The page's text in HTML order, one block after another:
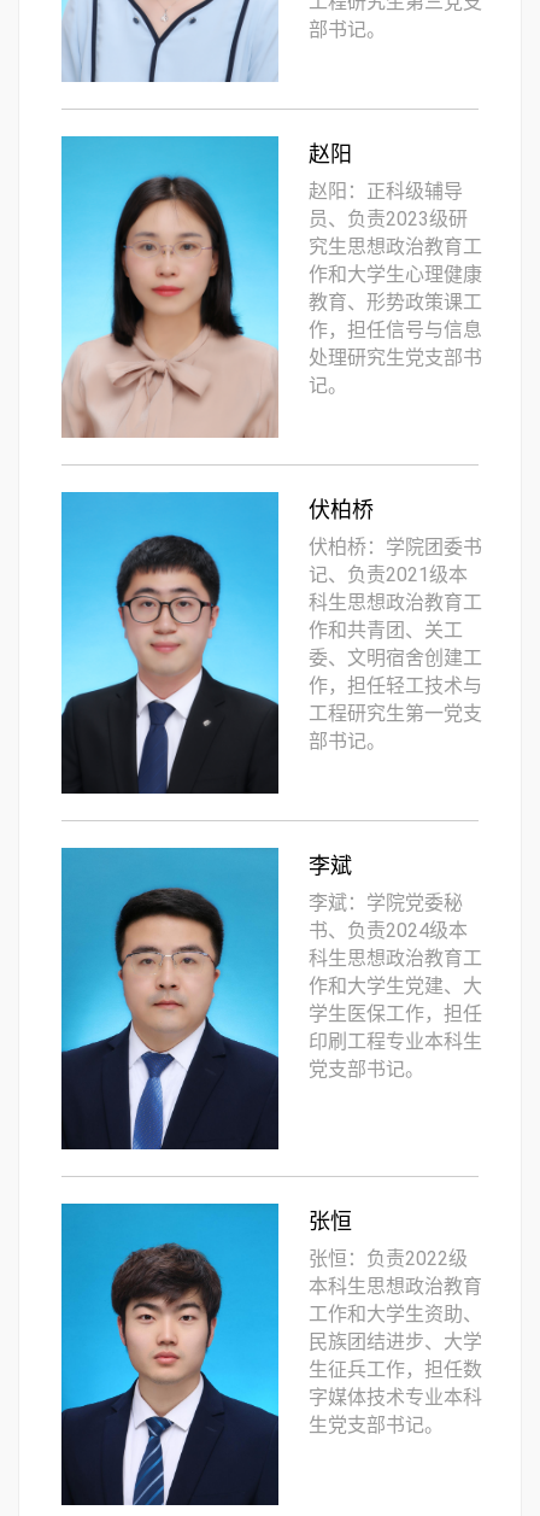
部书记。
赵阳
赵阳：正科级辅导
员、负责2023级研
究生思想政治教育工
作和大学生心理健康
教育、形势政策课工
作，担任信号与信息
处理研究生党支部书
记。
伏柏桥
伏柏桥：学院团委书
记、负责2021级本
科生思想政治教育工
作和共青团、关工
委、文明宿舍创建工
作，担任轻工技术与
工程研究生第一党支
部书记。
李斌
李斌：学院党委秘
书、负责2024级本
科生思想政治教育工
作和大学生党建、大
学生医保工作，担任
印刷工程专业本科生
党支部书记。
张恒
张恒：负责2022级
本科生思想政治教育
工作和大学生资助、
民族团结进步、大学
生征兵工作，​担任数
字媒体技术专业本科
生党支部书记。